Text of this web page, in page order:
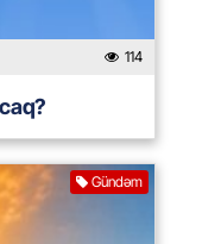
114
Gündəm